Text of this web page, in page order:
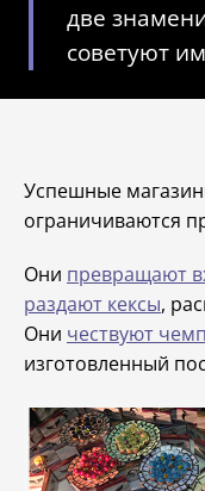
две
советуют
Успешные
ограничиваются
Они превращают
раздают кексы,
Они чествуют
изготовленный